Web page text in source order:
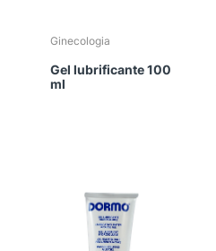
Ginecologia
Gel lubrificante 100
ml